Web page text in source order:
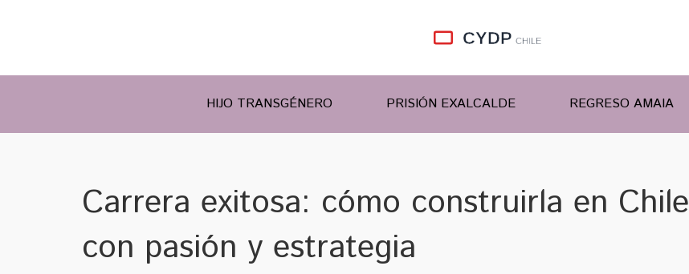
HIJO TRANSGÉNERO PRISIÓN EXALCALDE REGRESO AMAIA
Carrera exitosa: cómo construirla en Chile
con pasión y estrategia